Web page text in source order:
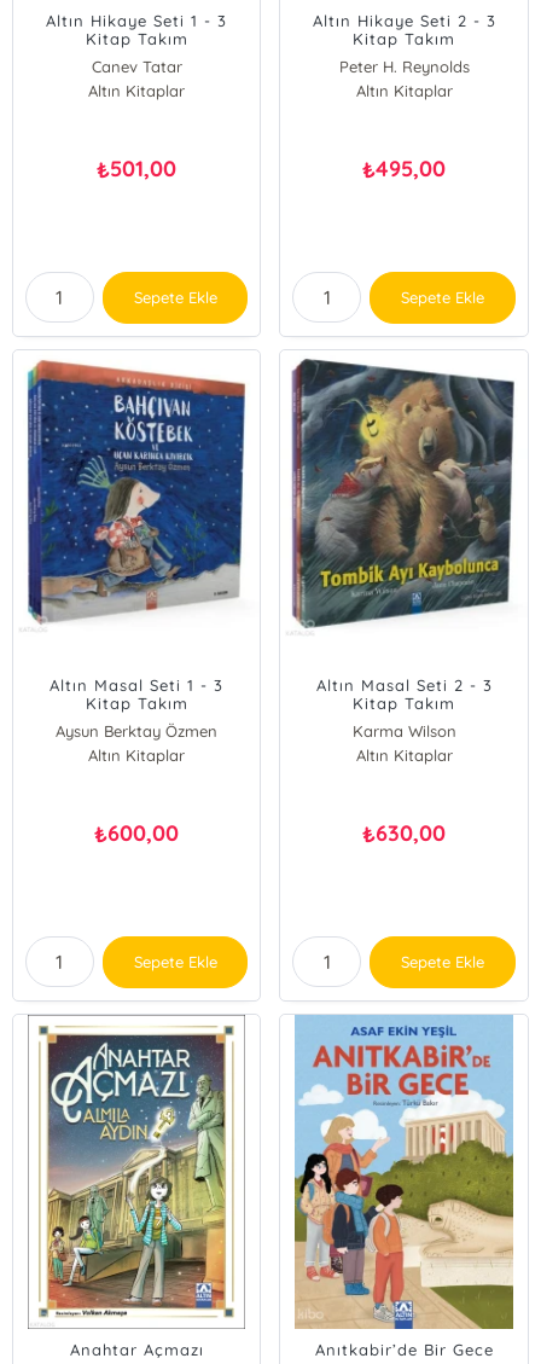
Altın Hikaye Seti 1 - 3
Kitap Takım
Canev Tatar
Altın Kitaplar
₺501,00
Sepete Ekle
Altın Hikaye Seti 2 - 3
Kitap Takım
Peter H. Reynolds
Altın Kitaplar
₺495,00
Sepete Ekle
Altın Masal Seti 1 - 3
Kitap Takım
Aysun Berktay Özmen
Altın Kitaplar
₺600,00
Sepete Ekle
Altın Masal Seti 2 - 3
Kitap Takım
Karma Wilson
Jane Chapman
Altın Kitaplar
₺630,00
Sepete Ekle
Anahtar Açmazı Anıtkabir’de Bir Gece